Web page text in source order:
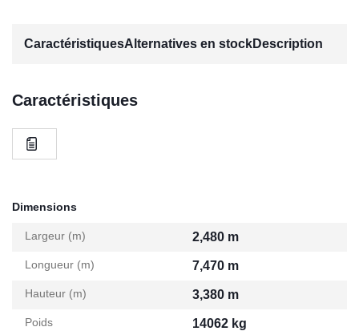
CaractéristiquesAlternatives en stockDescription
Caractéristiques
Dimensions
Largeur (m) 2,480 m
Longueur (m) 7,470 m
Hauteur (m) 3,380 m
Poids 14062 kg